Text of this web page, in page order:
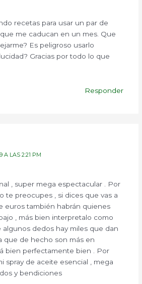
recetas para usar un par de
me caducan en un mes. Que
Es peligroso usarlo
Gracias por todo lo que
Responder
A LAS 2:21 PM
, super mega espectacular . Por
te preocupes , si dices que vas a
euros también habrán quienes
, más bien interpretalo como
dedos hay miles que dan
que de hecho son más en
bien perfectamente bien . Por
spray de aceite esencial , mega
y bendiciones